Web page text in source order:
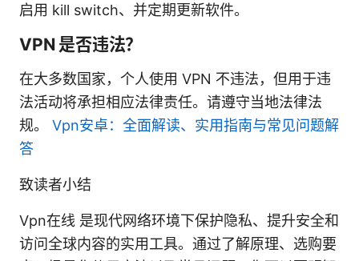
启用 kill switch、并定期更新软件。
VPN 是否违法？
在大多数国家，个人使用 VPN 不违法，但用于违
法活动将承担相应法律责任。请遵守当地法律法
规。 Vpn安卓：全面解读、实用指南与常见问题解
答
致读者小结
Vpn在线 是现代网络环境下保护隐私、提升安全和
访问全球内容的实用工具。通过了解原理、选购要